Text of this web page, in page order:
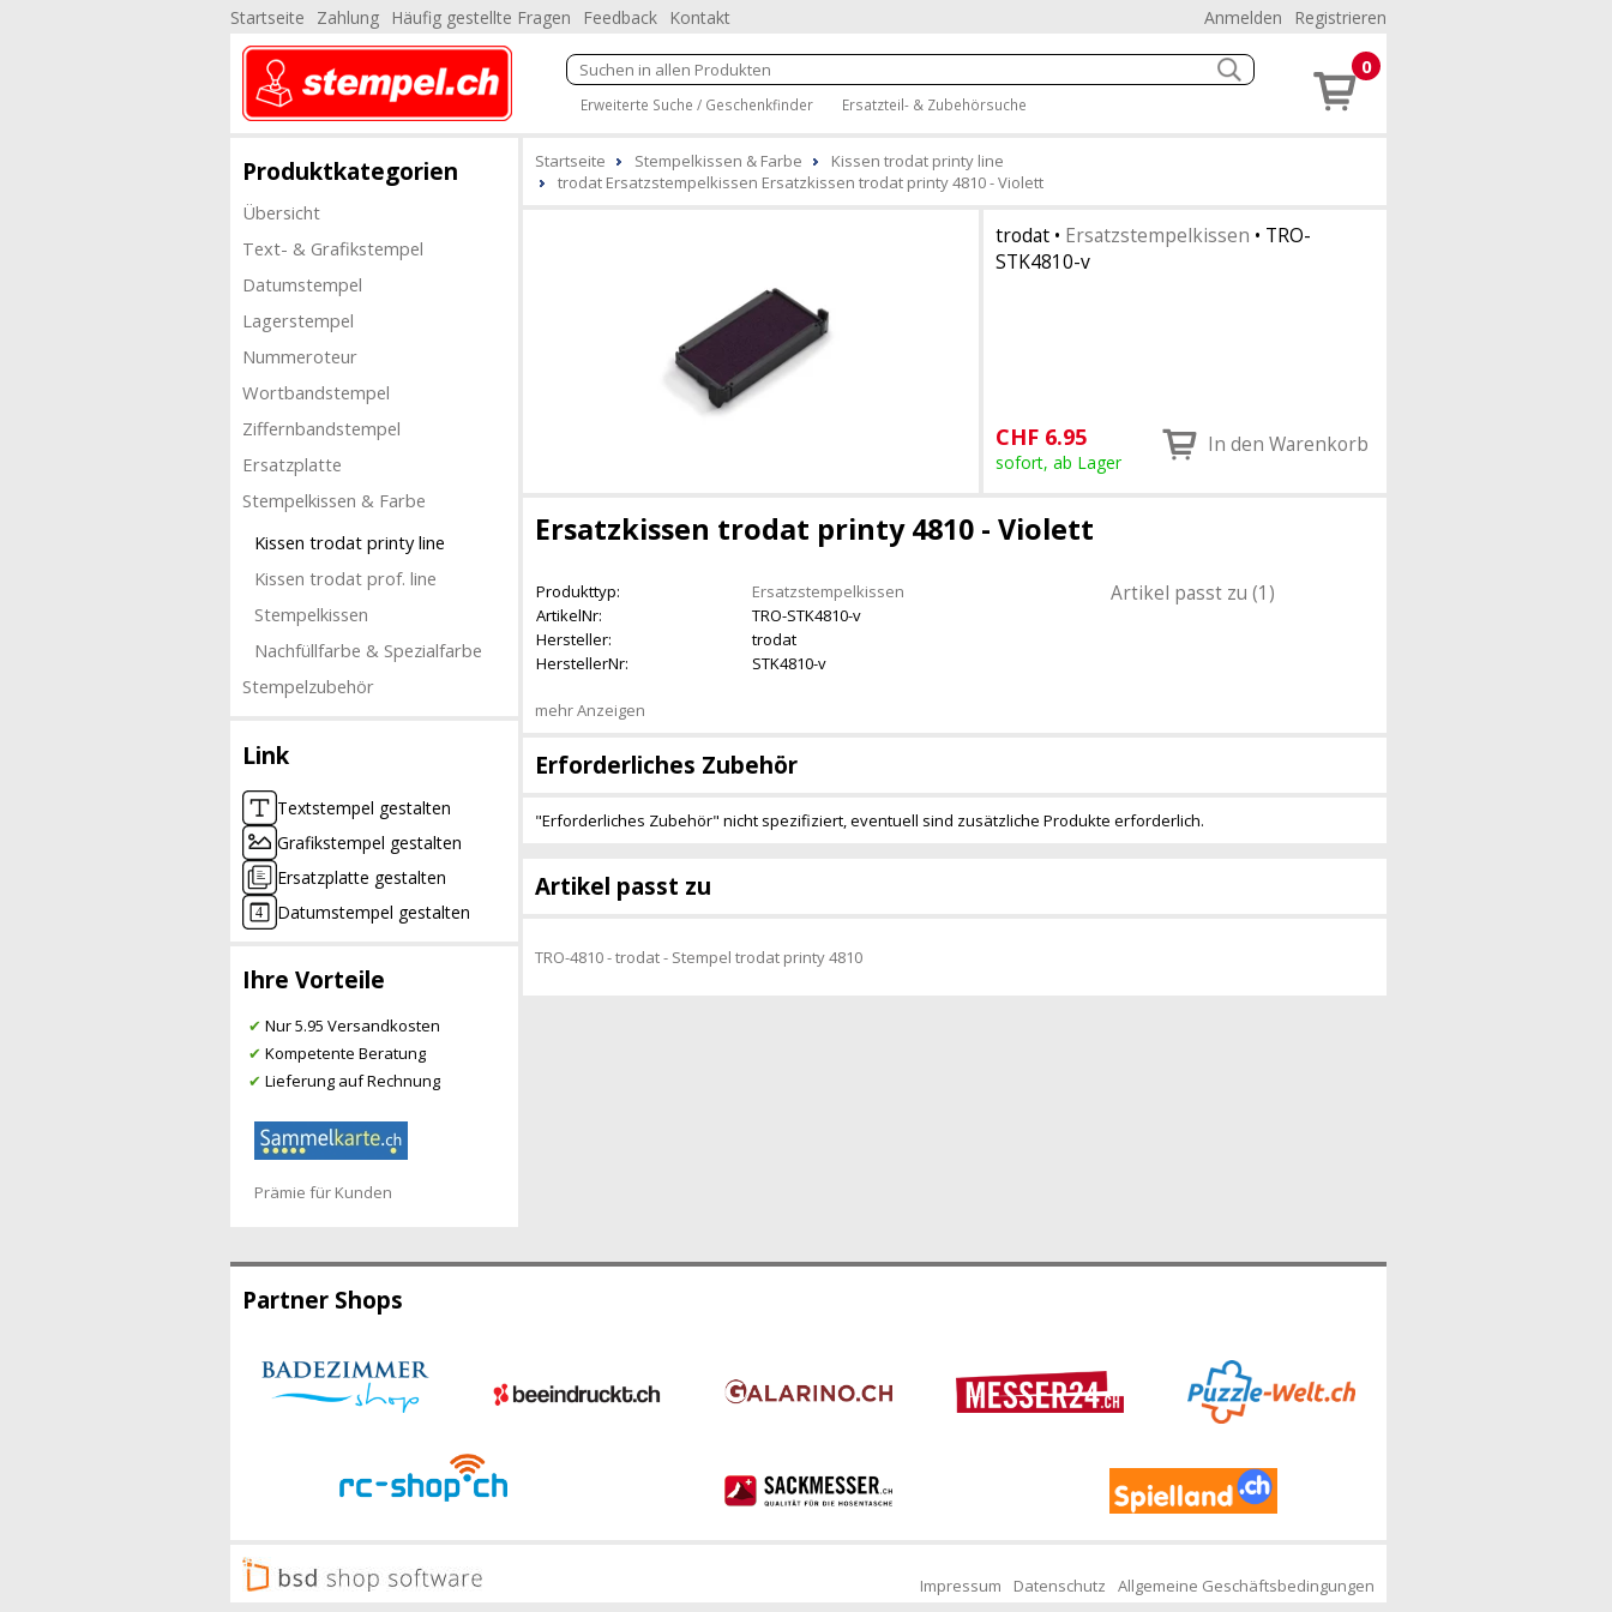
Startseite Zahlung Häufig gestellte Fragen Feedback Kontakt Anmelden Registrieren
Erweiterte Suche / Geschenkfinder Ersatzteil- & Zubehörsuche
0
Produktkategorien
Übersicht
Text- & Grafikstempel
Datumstempel
Lagerstempel
Nummeroteur
Wortbandstempel
Ziffernbandstempel
Ersatzplatte
Stempelkissen & Farbe
Kissen trodat printy line
Kissen trodat prof. line
Stempelkissen
Nachfüllfarbe & Spezialfarbe
Stempelzubehör
Link
Textstempel gestalten
Grafikstempel gestalten
Ersatzplatte gestalten
Datumstempel gestalten
Ihre Vorteile
✔ Nur 5.95 Versandkosten
✔ Kompetente Beratung
✔ Lieferung auf Rechnung
Prämie für Kunden
Startseite Stempelkissen & Farbe
Kissen trodat printy line
trodat Ersatzstempelkissen Ersatzkissen trodat printy 4810 - Violett
trodat• Ersatzstempelkissen • TRO-
STK4810-v
CHF 6.95
sofort, ab Lager
In den Warenkorb
Ersatzkissen trodat printy 4810 - Violett
Produkttyp:
Ersatzstempelkissen
ArtikelNr:
TRO-STK4810-v
Hersteller:
trodat
HerstellerNr:
STK4810-v
Artikel passt zu (1)
mehr Anzeigen
Erforderliches Zubehör
"Erforderliches Zubehör" nicht spezifiziert, eventuell sind zusätzliche Produkte erforderlich.
Artikel passt zu
TRO-4810 - trodat - Stempel trodat printy 4810
Partner Shops
Impressum Datenschutz Allgemeine Geschäftsbedingungen